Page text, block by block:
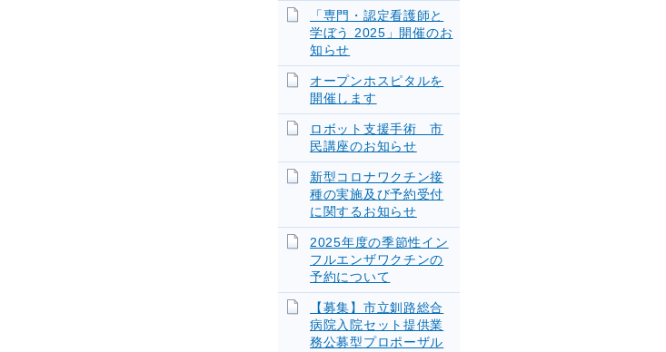
「専門・認定看護師と
学ぼう 2025」開催のお
知らせ
オープンホスピタルを
開催します
ロボット支援手術 市
民講座のお知らせ
新型コロナワクチン接
種の実施及び予約受付
に関するお知らせ
2025年度の季節性イン
フルエンザワクチンの
予約について
【募集】市立釧路総合
病院入院セット提供業
務公募型プロポーザル